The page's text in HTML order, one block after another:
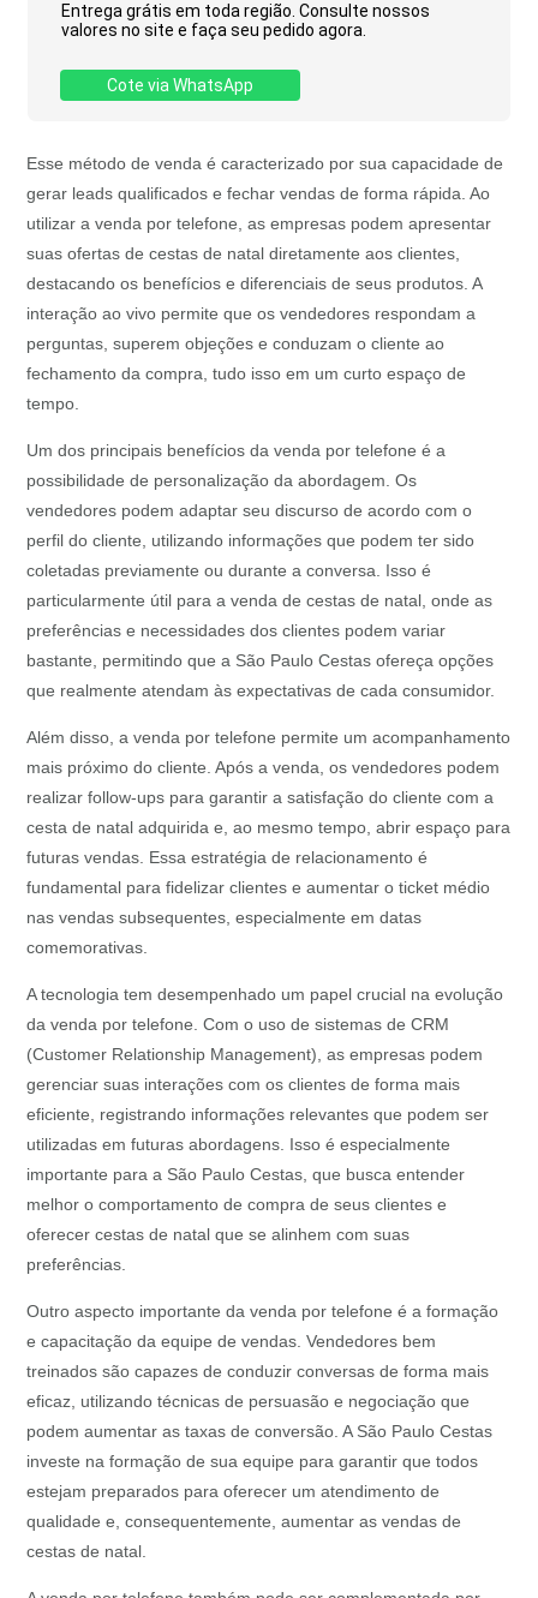
Entrega grátis em toda região. Consulte nossos
valores no site e faça seu pedido agora.
Cote via WhatsApp
Esse método de venda é caracterizado por sua capacidade de
gerar leads qualificados e fechar vendas de forma rápida. Ao
utilizar a venda por telefone, as empresas podem apresentar
suas ofertas de cestas de natal diretamente aos clientes,
destacando os benefícios e diferenciais de seus produtos. A
interação ao vivo permite que os vendedores respondam a
perguntas, superem objeções e conduzam o cliente ao
fechamento da compra, tudo isso em um curto espaço de
tempo.
Um dos principais benefícios da venda por telefone é a
possibilidade de personalização da abordagem. Os
vendedores podem adaptar seu discurso de acordo com o
perfil do cliente, utilizando informações que podem ter sido
coletadas previamente ou durante a conversa. Isso é
particularmente útil para a venda de cestas de natal, onde as
preferências e necessidades dos clientes podem variar
bastante, permitindo que a São Paulo Cestas ofereça opções
que realmente atendam às expectativas de cada consumidor.
Além disso, a venda por telefone permite um acompanhamento
mais próximo do cliente. Após a venda, os vendedores podem
realizar follow-ups para garantir a satisfação do cliente com a
cesta de natal adquirida e, ao mesmo tempo, abrir espaço para
futuras vendas. Essa estratégia de relacionamento é
fundamental para fidelizar clientes e aumentar o ticket médio
nas vendas subsequentes, especialmente em datas
comemorativas.
A tecnologia tem desempenhado um papel crucial na evolução
da venda por telefone. Com o uso de sistemas de CRM
(Customer Relationship Management), as empresas podem
gerenciar suas interações com os clientes de forma mais
eficiente, registrando informações relevantes que podem ser
utilizadas em futuras abordagens. Isso é especialmente
importante para a São Paulo Cestas, que busca entender
melhor o comportamento de compra de seus clientes e
oferecer cestas de natal que se alinhem com suas
preferências.
Outro aspecto importante da venda por telefone é a formação
e capacitação da equipe de vendas. Vendedores bem
treinados são capazes de conduzir conversas de forma mais
eficaz, utilizando técnicas de persuasão e negociação que
podem aumentar as taxas de conversão. A São Paulo Cestas
investe na formação de sua equipe para garantir que todos
estejam preparados para oferecer um atendimento de
qualidade e, consequentemente, aumentar as vendas de
cestas de natal.